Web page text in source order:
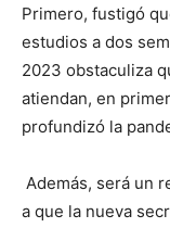
Primero, fustigó
estudios a dos
2023 obstaculiza
atiendan, en
profundizó la
Además, será un
a que la nueva